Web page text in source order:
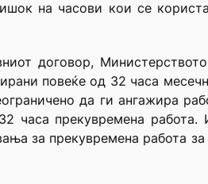
на часови кои се
договор,
повеќе од 32 часа
да ги ангажира
часа прекувремена работа.
за прекувремена работа